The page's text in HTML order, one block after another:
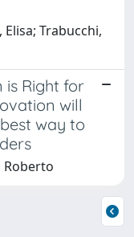
Trabucchi,
is Right for
will
way to
Roberto